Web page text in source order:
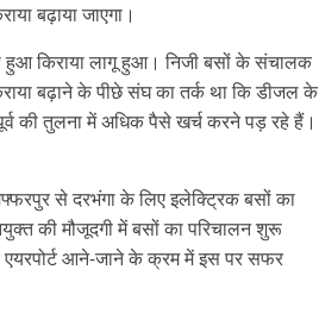
बढ़ाया जाएगा।
हुआ किराया लागू हुआ। निजी बसों के संचालक
बढ़ाने के पीछे संघ का तर्क था कि डीजल के
की तुलना में अधिक पैसे खर्च करने पड़ रहे हैं।
से दरभंगा के लिए इलेक्ट्रिक बसों का
की मौजूदगी में बसों का परिचालन शुरू
एयरपोर्ट आने-जाने के क्रम में इस पर सफर